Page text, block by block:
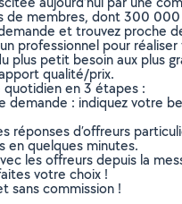
de membres, dont 300 000
et trouvez proche
professionnel pour
plus petit besoin aux plus
qualité/prix.
quotidien en 3 étapes :
demande : indiquez votre
réponses d’offreurs
en quelques minutes.
les offreurs depuis la
votre choix !
sans commission !